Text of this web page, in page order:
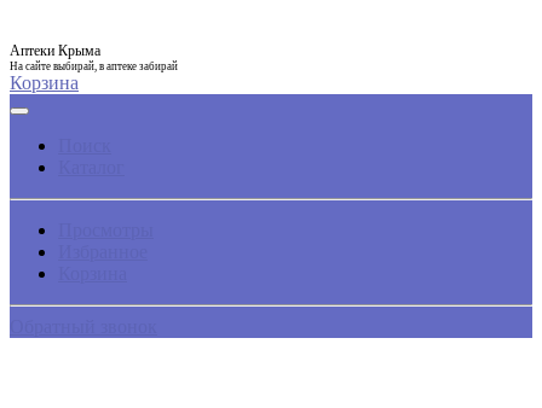
Аптеки Крыма
На сайте выбирай, в аптеке забирай
Корзина